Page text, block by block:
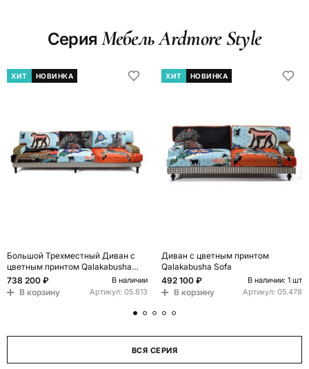
Серия Мебель Ardmore Style
ХИТ НОВИНКА
Большой Трехместный Диван с
цветным принтом Qalakabusha
Large Sofa
738 200 ₽ В наличии
В корзину Артикул: 05.813
ХИТ НОВИНКА
Диван с цветным принтом
Qalakabusha Sofa
492 100 ₽
В наличии: 1 шт
В корзину Артикул: 05.478
ВСЯ СЕРИЯ